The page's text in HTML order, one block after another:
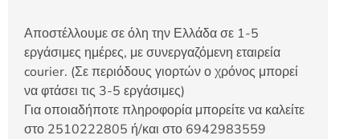
Αποστέλλουμε σε όλη την Ελλάδα σε 1-5
εργάσιμες ημέρες, με συνεργαζόμενη εταιρεία
courier. (Σε περιόδους γιορτών ο χρόνος μπορεί
να φτάσει τις 3-5 εργάσιμες)
Για οποιαδήποτε πληροφορία μπορείτε να καλείτε
στο 2510222805 ή/και στο 6942983559